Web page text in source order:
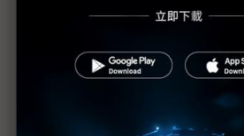
觀察：從川習會隨團美企名單 看川
「務實交易」
加拿大鬆綁中國電動車關稅 吉利
Tesla疑「偷樑換柱」搶先降價